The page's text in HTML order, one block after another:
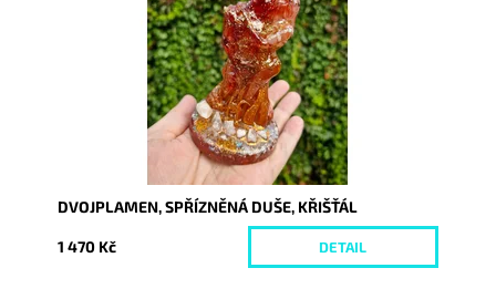
DVOJPLAMEN, SPŘÍZNĚNÁ DUŠE, KŘIŠŤÁL
1 470 Kč DETAIL